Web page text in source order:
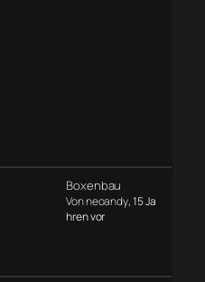
Boxenbau
Von neoandy, 15 Ja
hren vor